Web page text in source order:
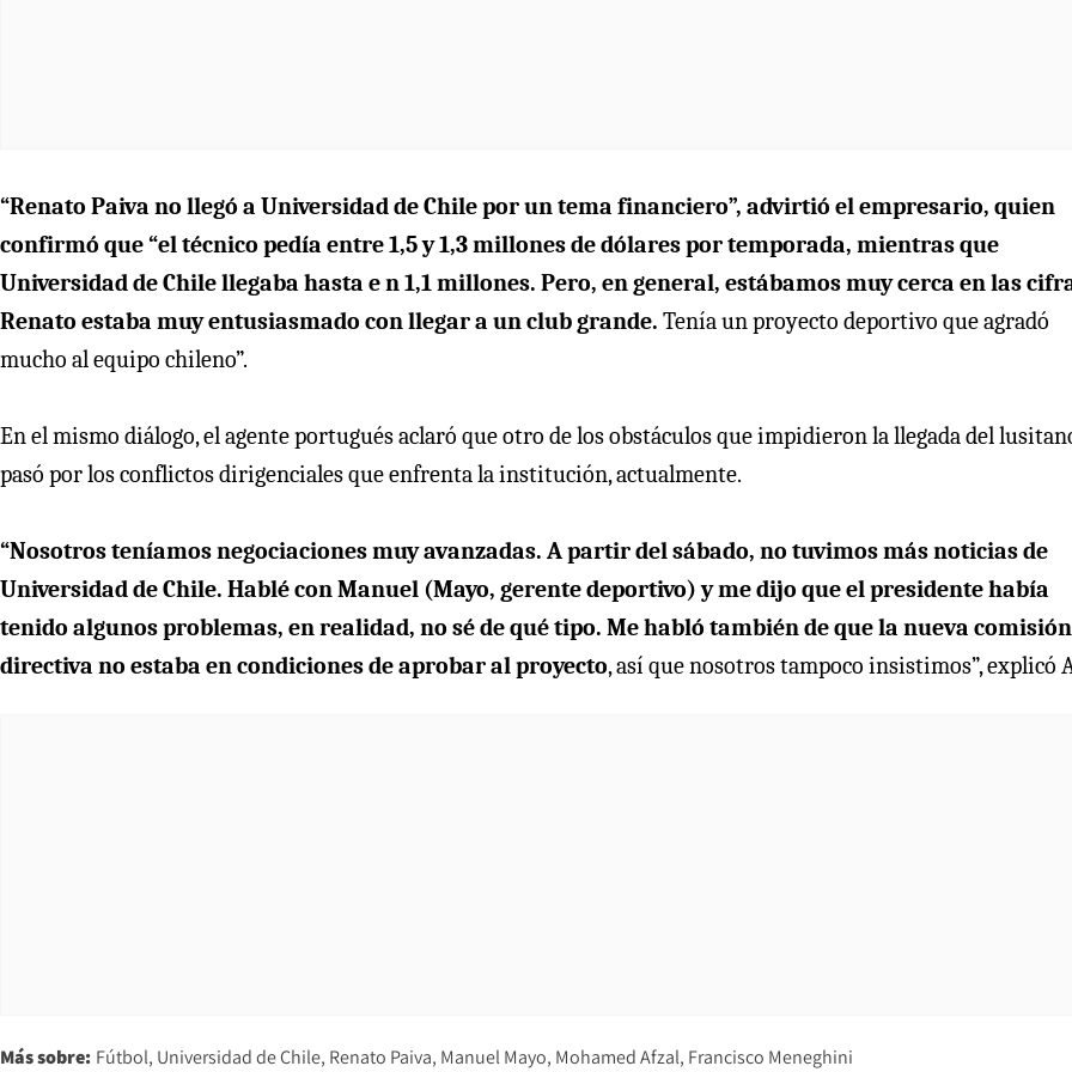
“Renato Paiva no llegó a Universidad de Chile por un tema financiero”, advirtió el empresario, quien
confirmó que “el técnico pedía entre 1,5 y 1,3 millones de dólares por temporada, mientras que
Universidad de Chile llegaba hasta e n 1,1 millones. Pero, en general, estábamos muy cerca en las
Renato estaba muy entusiasmado con llegar a un club grande. Tenía un proyecto deportivo que agradó
mucho al equipo chileno”.
En el mismo diálogo, el agente portugués aclaró que otro de los obstáculos que impidieron la llegada del
pasó por los conflictos dirigenciales que enfrenta la institución, actualmente.
“Nosotros teníamos negociaciones muy avanzadas. A partir del sábado, no tuvimos más noticias de
Universidad de Chile. Hablé con Manuel (Mayo, gerente deportivo) y me dijo que el presidente había
tenido algunos problemas, en realidad, no sé de qué tipo. Me habló también de que la nueva comisión
directiva no estaba en condiciones de aprobar al proyecto, así que nosotros tampoco insistimos”, explicó
Más sobre: Fútbol Universidad de Chile Renato Paiva Manuel Mayo Mohamed Afzal Francisco Meneghini